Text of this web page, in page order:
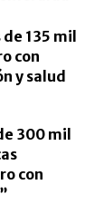
de 135 mil
con
y salud
300 mil
con